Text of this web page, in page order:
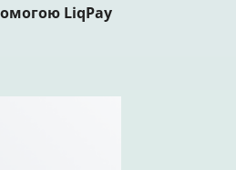
LiqPay